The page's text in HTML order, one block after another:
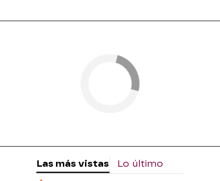
Las más vistas Lo último